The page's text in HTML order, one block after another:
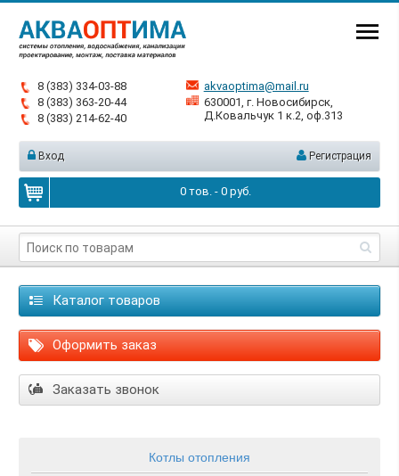
8 (383) 334-03-88
8 (383) 363-20-44
8 (383) 214-62-40
akvaoptima@mail.ru
630001, г. Новосибирск,
Д.Ковальчук 1 к.2, оф.313
Вход Регистрация
0тов. - 0руб.
Каталог товаров
Оформить заказ
Заказать звонок
Котлы отопления